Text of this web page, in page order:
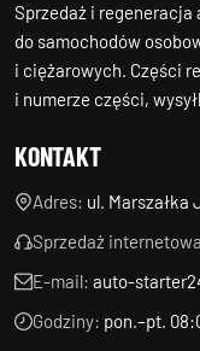
Sprzedaż i
do samochodów
i ciężarowych. Części
i numerze części,
KONTAKT
Adres: ul. Marszałka
Sprzedaż
E-mail: auto-
Godziny: pon.–pt.